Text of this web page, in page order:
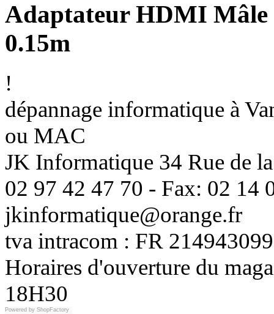
Adaptateur HDMI Mâle
0.15m
!
dépannage informatique à
ou MAC
JK Informatique 34 Rue de
02 97 42 47 70 - Fax: 02 14
jkinformatique@orange.fr
tva intracom : FR
Horaires d'ouverture du
18H30
Powered by ShopFactory